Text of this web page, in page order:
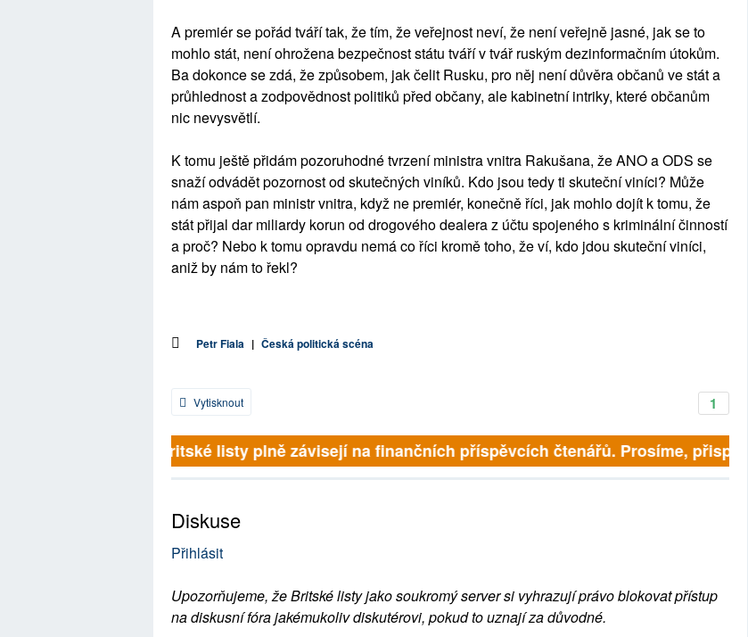
A premiér se pořád tváří tak, že tím, že veřejnost neví, že není veřejně jasné, jak se to
mohlo stát, není ohrožena bezpečnost státu tváří v tvář ruským dezinformačním útokům.
Ba dokonce se zdá, že způsobem, jak čelit Rusku, pro něj není důvěra občanů ve stát a
průhlednost a zodpovědnost politiků před občany, ale kabinetní intriky, které občanům
nic nevysvětlí.
K tomu ještě přidám pozoruhodné tvrzení ministra vnitra Rakušana, že ANO a ODS se
snaží odvádět pozornost od skutečných viníků. Kdo jsou tedy ti skuteční viníci? Může
nám aspoň pan ministr vnitra, když ne premiér, konečně říci, jak mohlo dojít k tomu, že
stát přijal dar miliardy korun od drogového dealera z účtu spojeného s kriminální činností
a proč? Nebo k tomu opravdu nemá co říci kromě toho, že ví, kdo jdou skuteční viníci,
aniž by nám to řekl?
Petr Fiala | Česká politická scéna
1
Vytisknout
Britské listy plně závisejí na finančních příspěvcích čtenářů. Prosíme, přispějte.
Diskuse
Přihlásit
Upozorňujeme, že Britské listy jako soukromý server si vyhrazují právo blokovat přístup
na diskusní fóra jakémukoliv diskutérovi, pokud to uznají za důvodné.